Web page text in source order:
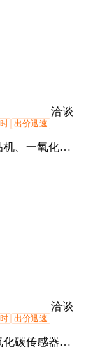
洽谈
出价迅速
、一氧化碳
泵、井下自
压坑道钻
风机、
碳吸收剂)、
吸器、气幕
闭门、防火
洽谈
出价迅速
碳传感器、